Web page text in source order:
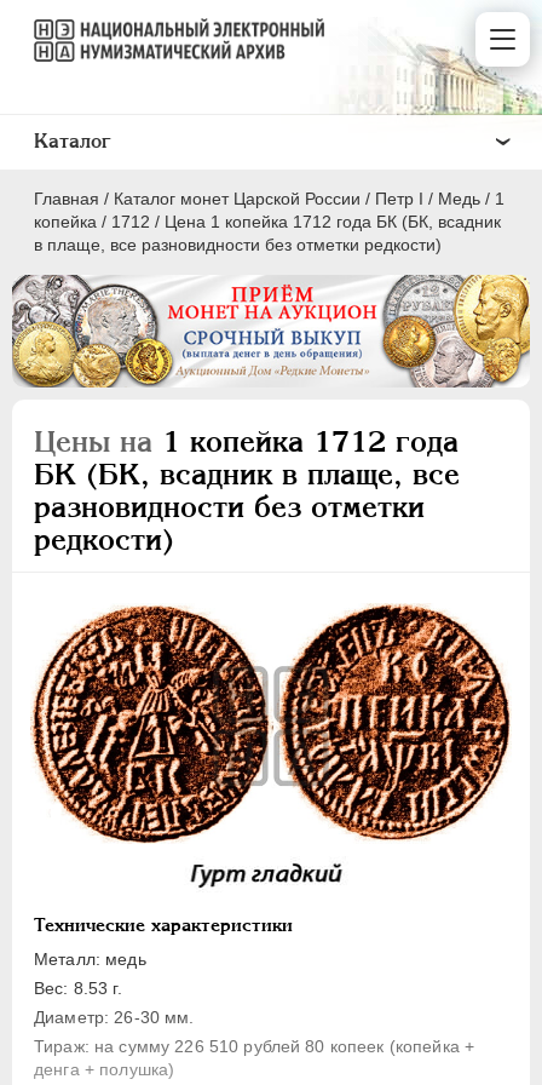
Главная / Каталог монет Царской России / Пeтр I / Медь / 1
копейка / 1712 / Цена 1 копейка 1712 года БК (БК, всадник
в плаще, все разновидности без отметки редкости)
Цены на 1 копейка 1712 года
БК (БК, всадник в плаще, все
разновидности без отметки
редкости)
Технические характеристики
Металл: медь
Вес: 8.53 г.
Диаметр: 26-30 мм.
Тираж: на сумму 226 510 рублей 80 копеек (копейка +
денга + полушка)
Каталог
ПEТР I 1699 - 1725
Серебро
Медь
5 копеек
1 копейка
Полушка
Полполушки
Пробные
Для Речи Посполитой
Монетовидные жетоны
ЕКАТЕРИНА I 1725-1727
1727-1729
АННА ИОАННОВНА 1730-1740
ИОАНН АНТОНОВИЧ
ЕЛИЗАВЕТА
ПЕТР III 1762-1762
ЕКАТЕРИНА II 1762-1796
ПАВЕЛ I 1796-1801